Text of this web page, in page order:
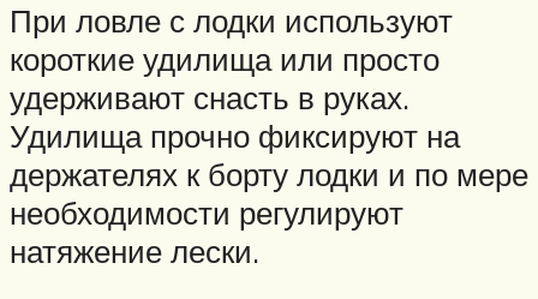
При ловле с лодки используют
короткие удилища или просто
удерживают снасть в руках.
Удилища прочно фиксируют на
держателях к борту лодки и по мере
необходимости регулируют
натяжение лески.